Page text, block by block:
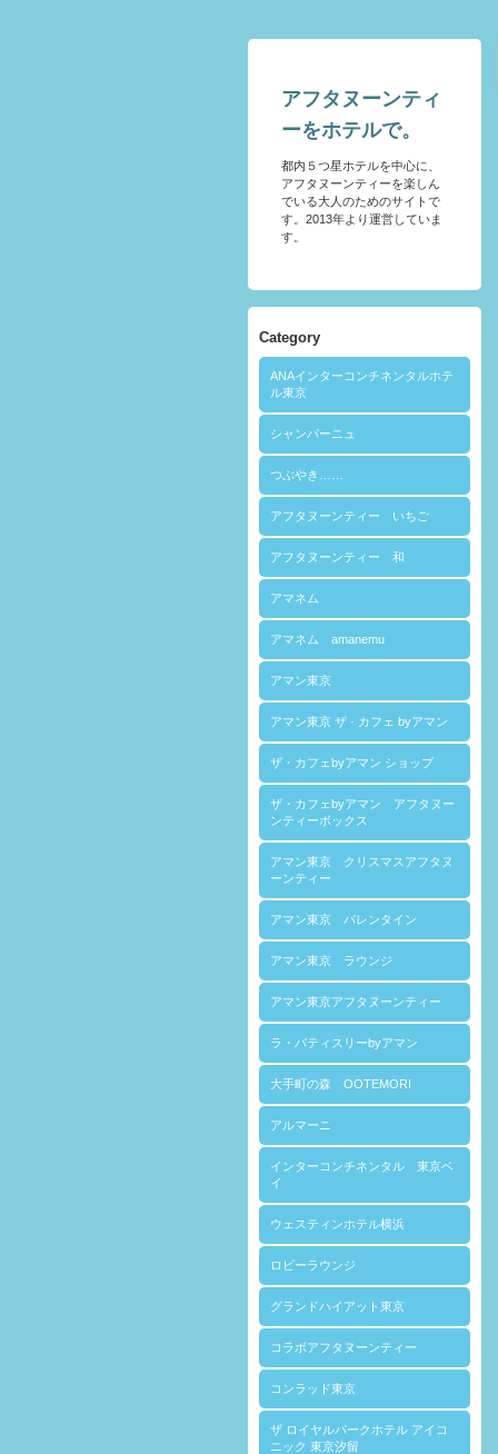
アフタヌーンティ
ーをホテルで。
都内５つ星ホテルを中心に、
アフタヌーンティーを楽しん
でいる大人のためのサイトで
す。2013年より運営していま
す。
Category
ANAインターコンチネンタルホテ
ル東京
シャンパーニュ
つぶやき……
アフタヌーンティー いちご
アフタヌーンティー 和
アマネム
アマネム amanemu
アマン東京
アマン東京 ザ · カフェ byアマン
ザ・カフェbyアマン ショップ
ザ・カフェbyアマン アフタヌー
ンティーボックス
アマン東京 クリスマスアフタヌ
ーンティー
アマン東京 バレンタイン
アマン東京 ラウンジ
アマン東京アフタヌーンティー
ラ・パティスリーbyアマン
大手町の森 OOTEMORI
アルマーニ
インターコンチネンタル 東京ベ
イ
ウェスティンホテル横浜
ロビーラウンジ
グランドハイアット東京
コラボアフタヌーンティー
コンラッド東京
ザ ロイヤルパークホテル アイコ
ニック 東京汐留